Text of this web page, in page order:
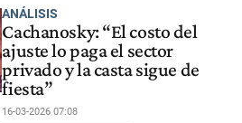
ANÁLISIS
Cachanosky: “El costo del
ajuste lo paga el sector
privado y la casta sigue de
fiesta”
16-03-2026 07:08